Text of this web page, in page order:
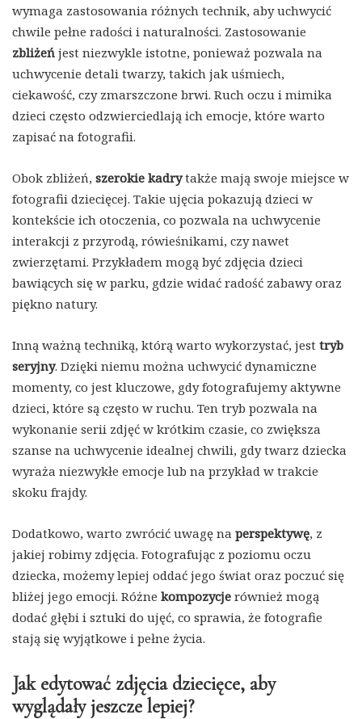
wymaga zastosowania różnych technik, aby uchwycić
chwile pełne radości i naturalności. Zastosowanie
zbliżeń jest niezwykle istotne, ponieważ pozwala na
uchwycenie detali twarzy, takich jak uśmiech,
ciekawość, czy zmarszczone brwi. Ruch oczu i mimika
dzieci często odzwierciedlają ich emocje, które warto
zapisać na fotografii.
Obok zbliżeń, szerokie kadrytakże mają swoje miejsce w
fotografii dziecięcej. Takie ujęcia pokazują dzieci w
kontekście ich otoczenia, co pozwala na uchwycenie
interakcji z przyrodą, rówieśnikami, czy nawet
zwierzętami. Przykładem mogą być zdjęcia dzieci
bawiących się w parku, gdzie widać radość zabawy oraz
piękno natury.
Inną ważną techniką, którą warto wykorzystać, jest tryb
seryjny. Dzięki niemu można uchwycić dynamiczne
momenty, co jest kluczowe, gdy fotografujemy aktywne
dzieci, które są często w ruchu. Ten tryb pozwala na
wykonanie serii zdjęć w krótkim czasie, co zwiększa
szanse na uchwycenie idealnej chwili, gdy twarz dziecka
wyraża niezwykłe emocje lub na przykład w trakcie
skoku frajdy.
Dodatkowo, warto zwrócić uwagę na perspektywę, z
jakiej robimy zdjęcia. Fotografując z poziomu oczu
dziecka, możemy lepiej oddać jego świat oraz poczuć się
bliżej jego emocji. Różne kompozycje również mogą
dodać głębi i sztuki do ujęć, co sprawia, że fotografie
stają się wyjątkowe i pełne życia.
Jak edytować zdjęcia dziecięce, aby
wyglądały jeszcze lepiej?